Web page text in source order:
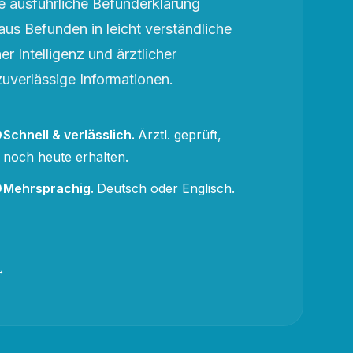
ausführliche Befunderklärung
Befunden in leicht verständliche
Intelligenz und ärztlicher
Informationen.
Schnell & verlässlich. Ärztl. geprüft,
noch heute erhalten.
Mehrsprachig. Deutsch oder Englisch.